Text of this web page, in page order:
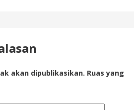
akan dipublikasikan. Ruas yang